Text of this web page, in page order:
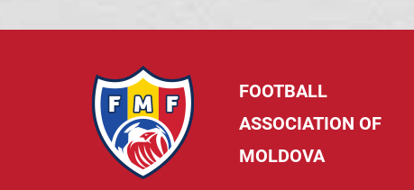
FOOTBALL
ASSOCIATION OF
MOLDOVA